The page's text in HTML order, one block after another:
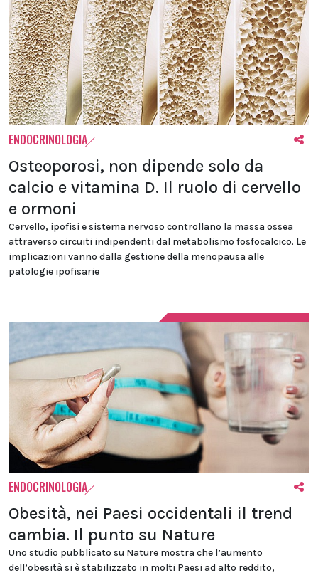
ENDOCRINOLOGIA
Osteoporosi, non dipende solo da
calcio e vitamina D. Il ruolo di cervello
e ormoni
Cervello, ipofisi e sistema nervoso controllano la massa ossea
attraverso circuiti indipendenti dal metabolismo fosfocalcico. Le
implicazioni vanno dalla gestione della menopausa alle
patologie ipofisarie
ENDOCRINOLOGIA
Obesità, nei Paesi occidentali il trend
cambia. Il punto su Nature
Uno studio pubblicato su Nature mostra che l’aumento
dell’obesità si è stabilizzato in molti Paesi ad alto reddito,